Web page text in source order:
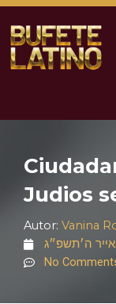
Ir
contenido
Judios
Autor: Vanina
No